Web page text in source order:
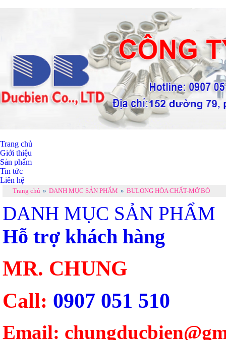
Trang chủ
Giới thiệu
Sản phẩm
Tin tức
Liên hệ
Trang chủ » DANH MỤC SẢN PHẨM » BULONG HÓA CHẤT-MỠ BÒ
DANH MỤC SẢN PHẨM
Hỗ trợ khách hàng
MR. CHUNG
Call: 0907 051 510
Email: